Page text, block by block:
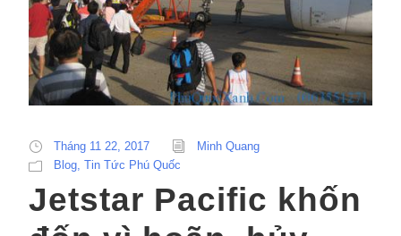
Tháng 11 22, 2017
Minh Quang
Blog Tin Tức Phú Quốc
Jetstar Pacific khốn